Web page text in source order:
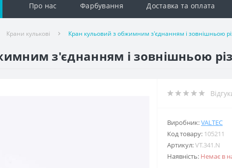
Про нас Фарбування Доставка та оплата
Крани кулькові Кран кульовий з обжимним з'єднанням і зовнішньою
з'єднанням і зовнішньою
Виробник:VALTEC
Код товару: 105211
Артикул:VT.341.N
Наявність: Немає в